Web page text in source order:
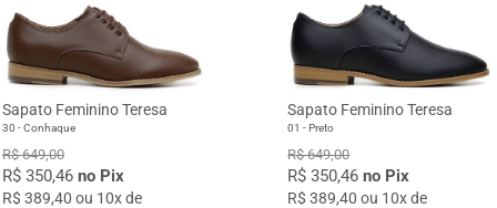
Sapato Feminino Teresa
30 - Conhaque
R$ 649,00
R$ 350,46 no Pix
R$ 389,40 ou 10x de
Sapato Feminino Teresa
01 - Preto
R$ 649,00
R$ 350,46no Pix
R$ 389,40 ou 10x de